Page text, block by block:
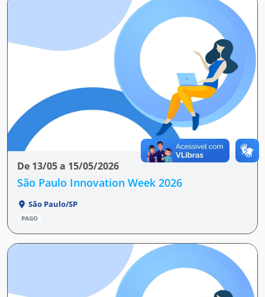
De 13/05 a 15/05/2026
São Paulo Innovation Week 2026
São Paulo/SP
PAGO